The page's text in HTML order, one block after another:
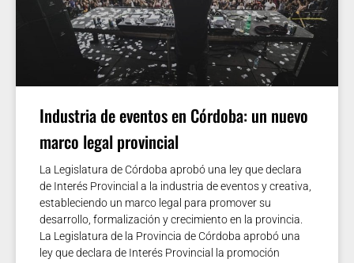
Industria de eventos en Córdoba: un nuevo
marco legal provincial
La Legislatura de Córdoba aprobó una ley que declara
de Interés Provincial a la industria de eventos y creativa,
estableciendo un marco legal para promover su
desarrollo, formalización y crecimiento en la provincia.
La Legislatura de la Provincia de Córdoba aprobó una
ley que declara de Interés Provincial la promoción